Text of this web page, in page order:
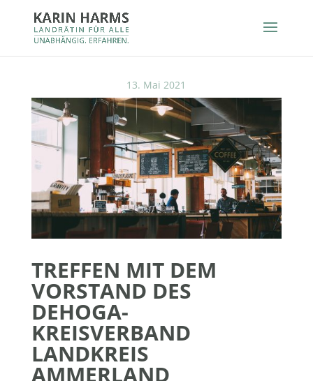
13. Mai 2021
TREFFEN MIT DEM
VORSTAND DES
DEHOGA-
KREISVERBAND
LANDKREIS
AMMERLAND